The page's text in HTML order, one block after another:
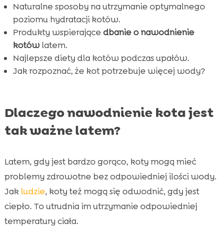
 Jakie produkty mogą wspierać nawodnienie
kotów?
Przyczyny, dla których koty mogą pić mniej
wody
Wniosek
Naturalne sposoby na utrzymanie optymalnego
poziomu hydratacji kotów.
Produkty wspierające dbanie o nawodnienie
kotówlatem.
Najlepsze diety dla kotów podczas upałów.
Jak rozpoznać, że kot potrzebuje więcej wody?
Dlaczego nawodnienie kota jest
tak ważne latem?
Latem, gdy jest bardzo gorąco, koty mogą mieć
problemy zdrowotne bez odpowiedniej ilości wody.
Jak ludzie, koty też mogą się odwodnić, gdy jest
ciepło. To utrudnia im utrzymanie odpowiedniej
temperatury ciała.